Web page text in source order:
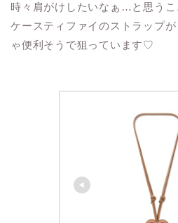
時々肩がけしたいなぁ…と思う
ケースティファイのストラップ
ゃ便利そうで狙っています♡